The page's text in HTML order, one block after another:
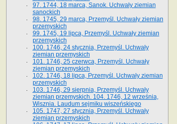
97. 1744, 18 marca, Sanok. Uchwały ziemian
sanockich
98. 1745, 29 marca, Przemyśl. Uchwały ziemian
przemyskich
99. 1745, 19 lipca, Przemyśl. Uchwały ziemian
przemyskich
100. 1746, 24 stycznia, Przemyśl. Uchwały
ziemian przemyskich
101. 1746, 25 czerwca, Przemyśl. Uchwały
ziemian przemyskich
102. 1746, 18 lipca, Przemyśl. Uchwały ziemian
przemyskich
103. 1746, 29 sierpnia, Przemyśl. Uchwały
ziemian przemyskich. 104. 1746, 12 września,
Wisznia. Laudum sejmiku wiszeńskiego
105. 1747, 27 stycznia, Przemyśl. Uchwały
ziemian przemyskich